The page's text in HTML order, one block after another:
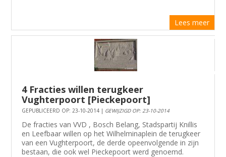
Lees meer
4 Fracties willen terugkeer
Vughterpoort [Pieckepoort]
GEPUBLICEERD OP: 23-10-2014 | GEWIJZIGD OP: 23-10-2014
De fracties van VVD , Bosch Belang, Stadspartij Knillis
en Leefbaar willen op het Wilhelminaplein de terugkeer
van een Vughterpoort, de derde opeenvolgende in zijn
bestaan, die ook wel Pieckepoort werd genoemd.